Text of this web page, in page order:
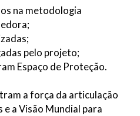
na metodologia
pelo projeto;
Espaço de Proteção.
a força da articulação
a Visão Mundial para